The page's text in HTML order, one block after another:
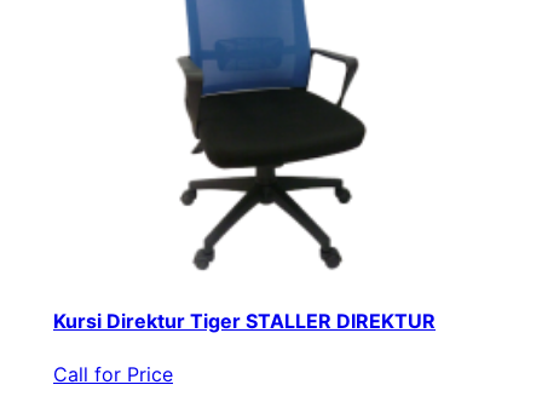
Kursi Direktur Tiger STALLER DIREKTUR
Call for Price